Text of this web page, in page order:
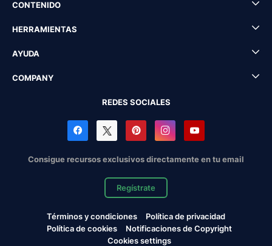
CONTENIDO
HERRAMIENTAS
AYUDA
COMPANY
REDES SOCIALES
Consigue recursos exclusivos directamente en tu email
Regístrate
Términos y condiciones
Política de privacidad
Política de cookies
Notificaciones de Copyright
Cookies settings